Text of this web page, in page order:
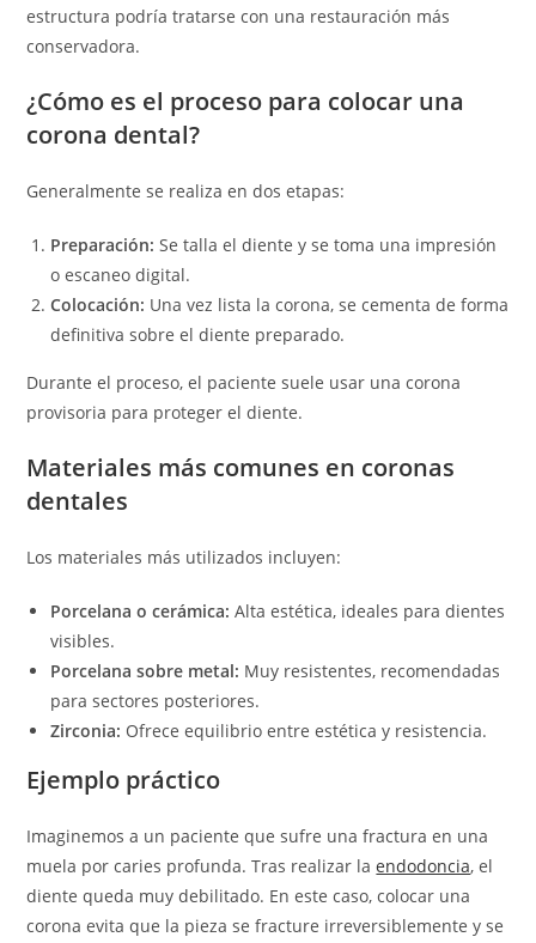
estructura podría tratarse con una restauración más
conservadora.
¿Cómo es el proceso para colocar una
corona dental?
Generalmente se realiza en dos etapas:
Preparación: Se talla el diente y se toma una impresión
o escaneo digital.
Colocación: Una vez lista la corona, se cementa de forma
definitiva sobre el diente preparado.
Durante el proceso, el paciente suele usar una corona
provisoria para proteger el diente.
Materiales más comunes en coronas
dentales
Los materiales más utilizados incluyen:
Porcelana o cerámica: Alta estética, ideales para dientes
visibles.
Porcelana sobre metal: Muy resistentes, recomendadas
para sectores posteriores.
Zirconia: Ofrece equilibrio entre estética y resistencia.
Ejemplo práctico
Imaginemos a un paciente que sufre una fractura en una
muela por caries profunda. Tras realizar laendodoncia, el
diente queda muy debilitado. En este caso, colocar una
corona evita que la pieza se fracture irreversiblemente y se